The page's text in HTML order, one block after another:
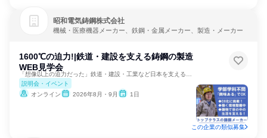
昭和電気鋳鋼株式会社
機械・医療機器メーカー、鉄鋼・金属メーカー、製造・メーカー
1600℃の迫力!|鉄道・建設を支える鋳鋼の製造
WEB見学会
説明会・イベント
オンライン
2026年8月・9月 1日
この企業の類似募集